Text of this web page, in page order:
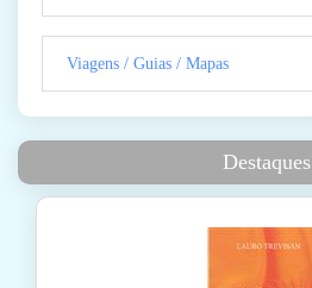
Viagens / Guias / Mapas
Destaques